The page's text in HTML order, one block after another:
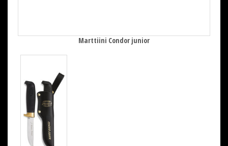
Marttiini Condor junior